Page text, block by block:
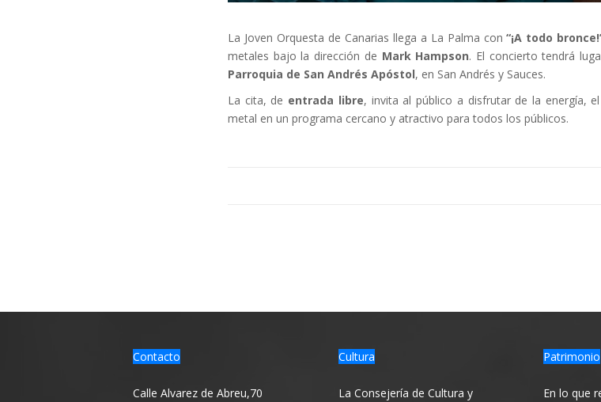
La Joven Orquesta de Canarias llega a La Palma con“¡A todo
metales bajo la dirección de Mark Hampson. El concierto tendrá
Parroquia de San Andrés Apóstol, en San Andrés y Sauces.
La cita, de entrada libre, invita al público a disfrutar de la energía,
metal en un programa cercano y atractivo para todos los públicos.
Contacto
Calle Alvarez de Abreu,70
Cultura
La Consejería de Cultura y
Patrimonio
En lo que